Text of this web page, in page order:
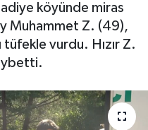
köyünde miras
Muhammet Z. (49),
tüfekle vurdu. Hızır Z.